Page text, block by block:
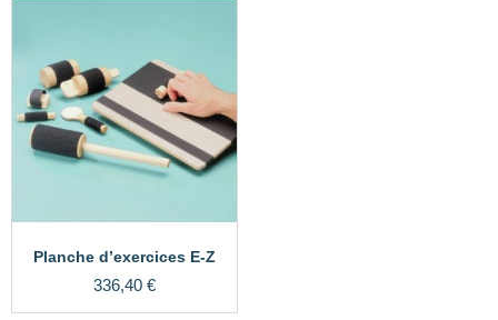
Planche d’exercices E-Z
336,40 €